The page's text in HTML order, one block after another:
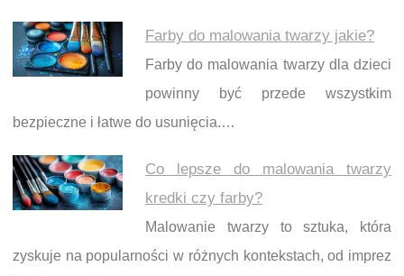
Farby do malowania twarzy jakie?
Farby do malowania twarzy dla dzieci
powinny być przede wszystkim
bezpieczne i łatwe do usunięcia.…
Co lepsze do malowania twarzy
kredki czy farby?
Malowanie twarzy to sztuka, która
zyskuje na popularności w różnych kontekstach, od imprez